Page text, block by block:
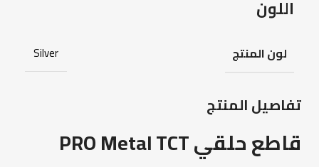
تفاصيل المنتج
قاطع حلقي PRO Metal TCT
اللون
لون المنتج Silver